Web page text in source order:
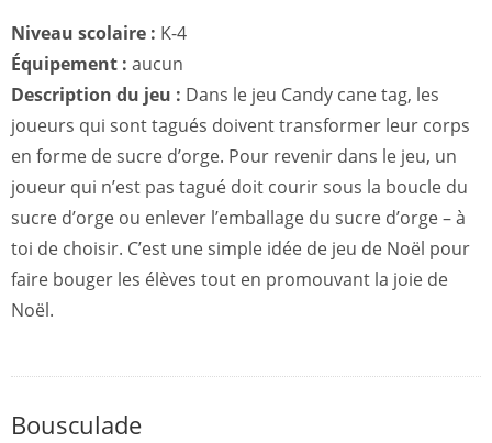
Niveau scolaire : K-4
Équipement : aucun
Description du jeu : Dans le jeu Candy cane tag, les
joueurs qui sont tagués doivent transformer leur corps
en forme de sucre d’orge. Pour revenir dans le jeu, un
joueur qui n’est pas tagué doit courir sous la boucle du
sucre d’orge ou enlever l’emballage du sucre d’orge – à
toi de choisir. C’est une simple idée de jeu de Noël pour
faire bouger les élèves tout en promouvant la joie de
Noël.
Bousculade